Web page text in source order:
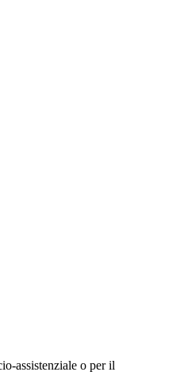
assistenziale o per il